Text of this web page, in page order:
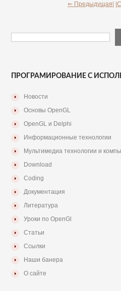
⇐ Предыдущая|
ПРОГРАМИРОВАНИЕ С
Новости
Основы OpenGL
OpenGL и Delphi
Информационные технологии
Мультимедиа технологии и
Download
Coding
Документация
Литература
Уроки по OpenGl
Статьи
Ссылки
Наши банера
О сайте